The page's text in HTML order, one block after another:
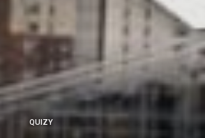
QUIZY